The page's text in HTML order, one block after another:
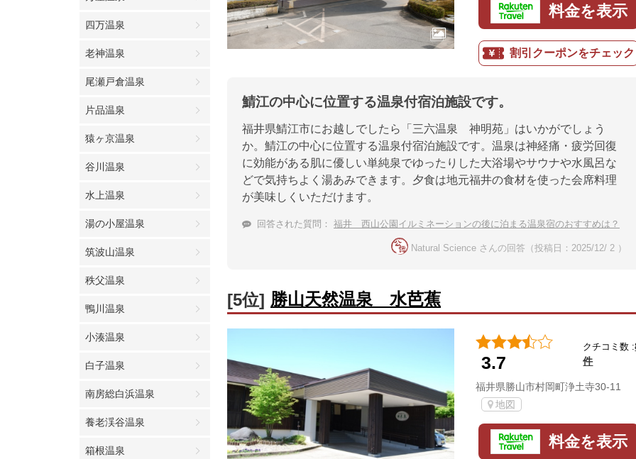
四万温泉
老神温泉
尾瀬戸倉温泉
片品温泉
猿ヶ京温泉
谷川温泉
水上温泉
湯の小屋温泉
筑波山温泉
秩父温泉
鴨川温泉
小湊温泉
白子温泉
南房総白浜温泉
養老渓谷温泉
箱根温泉
料金を表示
割引クーポンをチェック
鯖江の中心に位置する温泉付宿泊施設です。
福井県鯖江市にお越しでしたら「三六温泉 神明苑」はいかがでしょう
か。鯖江の中心に位置する温泉付宿泊施設です。温泉は神経痛・疲労回復
に効能がある肌に優しい単純泉でゆったりした大浴場やサウナや水風呂な
どで気持ちよく湯あみできます。夕食は地元福井の食材を使った会席料理
が美味しくいただけます。
回答された質問： 福井 西山公園イルミネーションの後に泊まる温泉宿のおすすめは？
Natural Science さんの回答（投稿日：2025/12/ 2 ）
[5位] 勝山天然温泉 水芭蕉
3.7
クチコミ数 :
件
福井県勝山市村岡町浄土寺30-11
地図
料金を表示